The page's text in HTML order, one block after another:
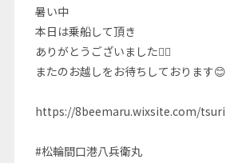
暑い中
本日は乗船して頂き
ありがとうございました🙇‍♂️
またのお越しをお待ちしております😊
https://8beemaru.wixsite.com/tsuri
#松輪間口港八兵衛丸